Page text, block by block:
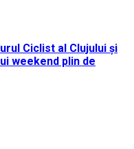
Ciclist al Clujului și
weekend plin de